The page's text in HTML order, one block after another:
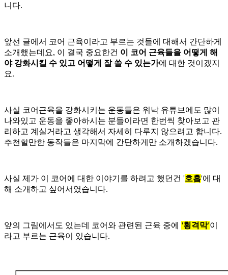
니다.
앞선 글에서 코어 근육이라고 부르는 것들에 대해서 간단하게
소개했는데요, 이 결국 중요한건 이 코어 근육들을 어떻게 해
야 강화시킬 수 있고 어떻게 잘 쓸 수 있는가에 대한 것이겠지
요.
사실 코어근육을 강화시키는 운동들은 워낙 유튜브에도 많이
나와있고 운동을 좋아하시는 분들이라면 한번씩 찾아보고 관
리하고 계실거라고 생각해서 자세히 다루지 않으려고 합니다.
추천할만한 동작들은 마지막에 간단하게만 소개하겠습니다.
사실 제가 이 코어에 대한 이야기를 하려고 했던건 '호흡'에 대
해 소개하고 싶어서였습니다.
앞의 그림에서도 있는데 코어와 관련된 근육 중에 '횡격막'이
라고 부르는 근육이 있습니다.